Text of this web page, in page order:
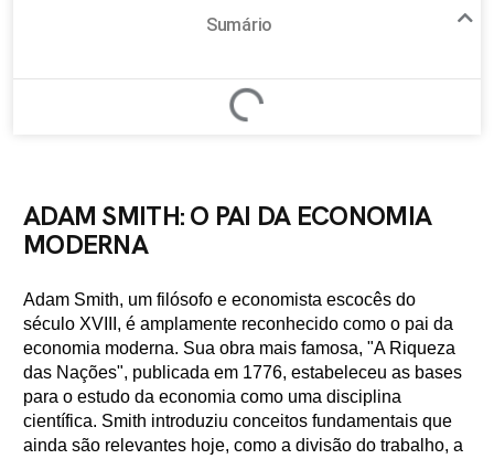
Sumário
ADAM SMITH: O PAI DA ECONOMIA
MODERNA
Adam Smith, um filósofo e economista escocês do
século XVIII, é amplamente reconhecido como o pai da
economia moderna. Sua obra mais famosa, "A Riqueza
das Nações", publicada em 1776, estabeleceu as bases
para o estudo da economia como uma disciplina
científica. Smith introduziu conceitos fundamentais que
ainda são relevantes hoje, como a divisão do trabalho, a